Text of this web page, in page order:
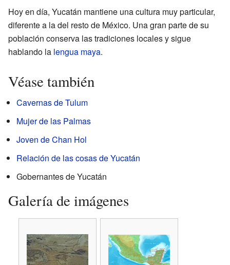
Hoy en día, Yucatán mantiene una cultura muy particular,
diferente a la del resto de México. Una gran parte de su
población conserva las tradiciones locales y sigue
hablando la lengua maya.
Véase también
Cavernas de Tulum
Mujer de las Palmas
Joven de Chan Hol
Relación de las cosas de Yucatán
Gobernantes de Yucatán
Galería de imágenes